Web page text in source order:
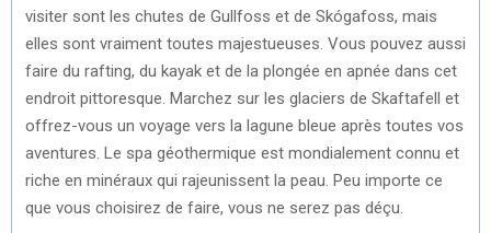
visiter sont les chutes de Gullfoss et de Skógafoss, mais
elles sont vraiment toutes majestueuses. Vous pouvez aussi
faire du rafting, du kayak et de la plongée en apnée dans cet
endroit pittoresque. Marchez sur les glaciers de Skaftafell et
offrez-vous un voyage vers la lagune bleue après toutes vos
aventures. Le spa géothermique est mondialement connu et
riche en minéraux qui rajeunissent la peau. Peu importe ce
que vous choisirez de faire, vous ne serez pas déçu.